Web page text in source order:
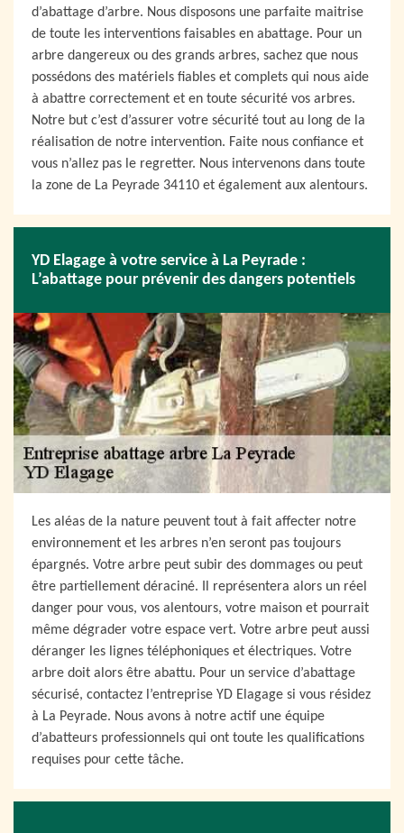
d’abattage d’arbre. Nous disposons une parfaite maitrise
de toute les interventions faisables en abattage. Pour un
arbre dangereux ou des grands arbres, sachez que nous
possédons des matériels fiables et complets qui nous aide
à abattre correctement et en toute sécurité vos arbres.
Notre but c’est d’assurer votre sécurité tout au long de la
réalisation de notre intervention. Faite nous confiance et
vous n’allez pas le regretter. Nous intervenons dans toute
la zone de La Peyrade 34110 et également aux alentours.
YD Elagage à votre service à La Peyrade :
L’abattage pour prévenir des dangers potentiels
Les aléas de la nature peuvent tout à fait affecter notre
environnement et les arbres n’en seront pas toujours
épargnés. Votre arbre peut subir des dommages ou peut
être partiellement déraciné. Il représentera alors un réel
danger pour vous, vos alentours, votre maison et pourrait
même dégrader votre espace vert. Votre arbre peut aussi
déranger les lignes téléphoniques et électriques. Votre
arbre doit alors être abattu. Pour un service d’abattage
sécurisé, contactez l’entreprise YD Elagage si vous résidez
à La Peyrade. Nous avons à notre actif une équipe
d’abatteurs professionnels qui ont toute les qualifications
requises pour cette tâche.